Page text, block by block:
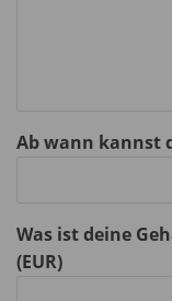
Ab wann kannst
Was ist deine
(EUR)